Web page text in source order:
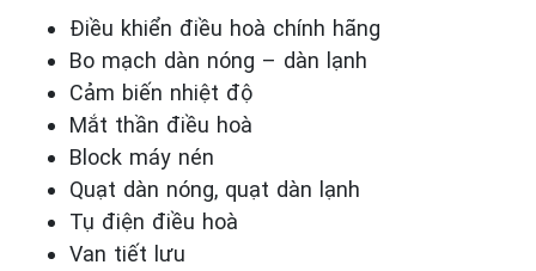
Điều khiển điều hoà chính hãng
Bo mạch dàn nóng – dàn lạnh
Cảm biến nhiệt độ
Mắt thần điều hoà
Block máy nén
Quạt dàn nóng, quạt dàn lạnh
Tụ điện điều hoà
Van tiết lưu